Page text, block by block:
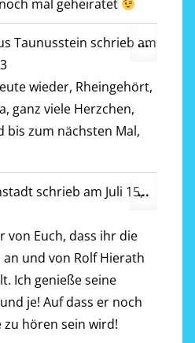
mal geheiratet
Taunusstein schrieb am
wieder, Rheingehört,
ganz viele Herzchen,
bis zum nächsten Mal,
...Diese
ein-/
schrieb am Juli 15,
von Euch, dass ihr die
und von Rolf Hierath
Ich genieße seine
je! Auf dass er noch
zu hören sein wird!
...